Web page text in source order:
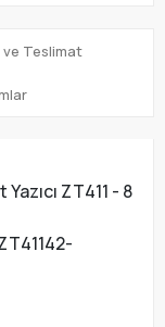
Teslimat
ZT411 - 8